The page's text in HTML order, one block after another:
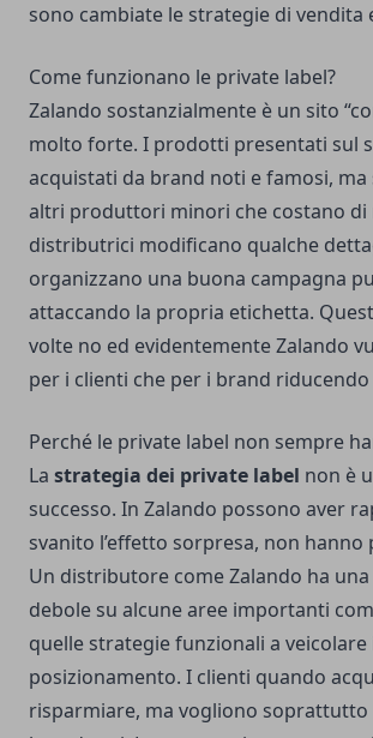
sono cambiate le strategie di vendita
Come funzionano le private label?
Zalando sostanzialmente è un sito
molto forte. I prodotti presentati sul
acquistati da brand noti e famosi,
altri produttori minori che costano di
distributrici modificano qualche
organizzano una buona campagna
attaccando la propria etichetta.
volte no ed evidentemente Zalando
per i clienti che per i brand
Perché le private label non sempre
La strategia dei private label non è
successo. In Zalando possono aver
svanito l’effetto sorpresa, non
Un distributore come Zalando ha
debole su alcune aree importanti
quelle strategie funzionali a
posizionamento. I clienti quando
risparmiare, ma vogliono